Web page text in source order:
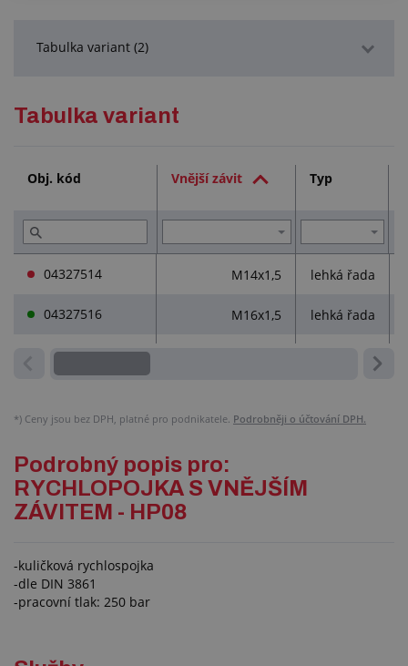
Tabulka variant (2)
Tabulka variant
Obj. kód Vnější závit Typ
04327514 M14x1,5 lehká řada
04327516 M16x1,5 lehká řada
*) Ceny jsou bez DPH, platné pro podnikatele. Podrobněji o účtování DPH.
Podrobný popis pro:
RYCHLOPOJKA S VNĚJŠÍM
ZÁVITEM - HP08
-kuličková rychlospojka
-dle DIN 3861
-pracovní tlak: 250 bar